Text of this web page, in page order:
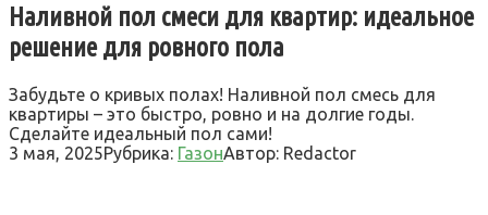
Наливной пол смеси для квартир: идеальное
решение для ровного пола
Забудьте о кривых полах! Наливной пол смесь для
квартиры – это быстро, ровно и на долгие годы.
Сделайте идеальный пол сами!
3 мая, 2025Рубрика: ГазонАвтор: Redactor